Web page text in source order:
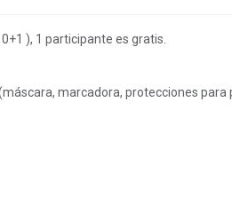
), 1 participante es gratis.
marcadora, protecciones para